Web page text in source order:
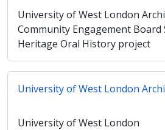
University of West London
Community Engagement Board
Heritage Oral History project
University of West London
University of West London